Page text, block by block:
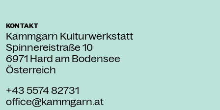
KONTAKT
Kammgarn Kulturwerkstatt
Spinnereistraße 10
6971 Hard am Bodensee
Österreich
+43 5574 82731
office@kammgarn.at